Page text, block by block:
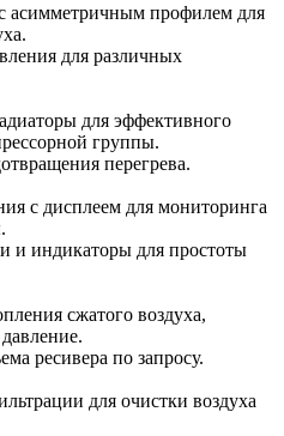
асимметричным профилем для
для различных
для эффективного
группы.
перегрева.
с дисплеем для мониторинга
и индикаторы для простоты
сжатого воздуха,
ресивера по запросу.
для очистки воздуха